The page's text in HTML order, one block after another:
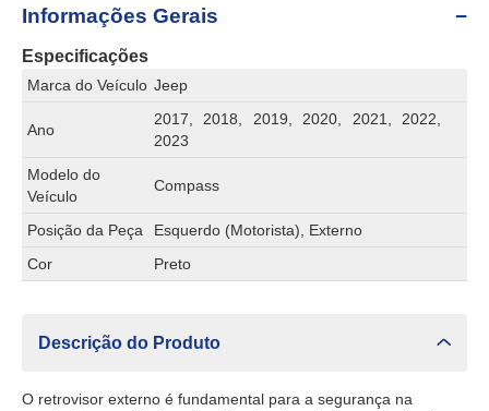
Informações Gerais
Especificações
Marca do Veículo Jeep
Ano
2017, 2018, 2019, 2020, 2021, 2022,
2023
Modelo do
Veículo
Compass
Posição da Peça
Esquerdo (Motorista), Externo
Cor
Preto
Descrição do Produto
O retrovisor externo é fundamental para a segurança na